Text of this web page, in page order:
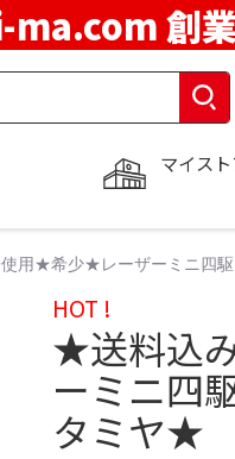
創
マイス
用★希少★レーザーミニ四
HOT !
★送料込
ーミニ四
タミヤ★